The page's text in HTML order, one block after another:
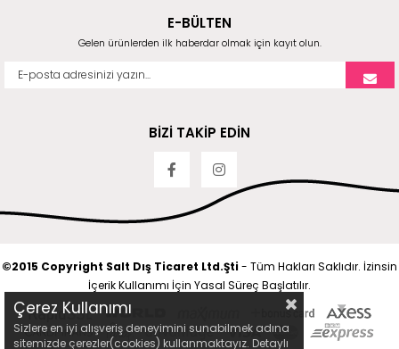
E-BÜLTEN
Gelen ürünlerden ilk haberdar olmak için kayıt olun.
BİZİ TAKİP EDİN
©2015 Copyright Salt Dış Ticaret Ltd.Şti- Tüm Hakları Saklıdır. İzinsin
İçerik Kullanımı İçin Yasal Süreç Başlatılır.
Çerez Kullanımı
Sizlere en iyi alışveriş deneyimini sunabilmek adına
sitemizde çerezler(cookies) kullanmaktayız. Detaylı